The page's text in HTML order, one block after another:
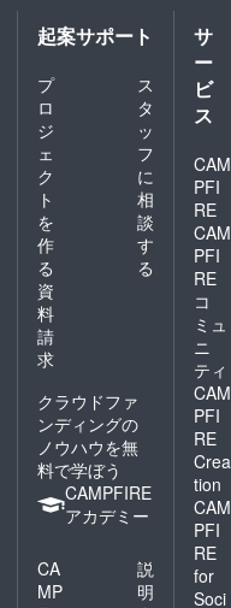
起案サポート
プ
ロ
ジ
ェ
ク
ト
を
作
る
ス
タ
ッ
フ
に
相
談
す
る
資
料
請
求
クラウドファ
ンディングの
ノウハウを無
料で学ぼう
CAMPFIRE
アカデミー
CA
MP
説
明
サ
ー
ビ
ス
CAM
PFI
RE
CAM
PFI
RE
コ
ミュ
ニ
ティ
CAM
PFI
RE
Crea
tion
CAM
PFI
RE
for
Soci